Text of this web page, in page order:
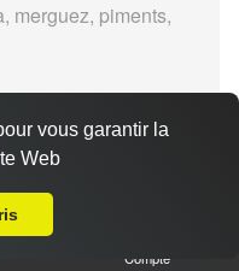
merguez, piments,
Compte
vous garantir la
Web